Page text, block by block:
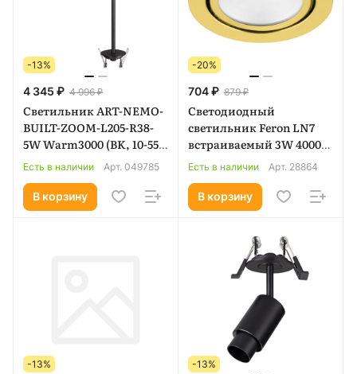
-13%
4 345 ₽ 4 996 ₽
Светильник ART-NEMO-
BUILT-ZOOM-L205-R38-
5W Warm3000 (BK, 10-55
deg, 24V) (Arlight, IP20
Металл, 5 лет) 049785
Есть в наличии Арт. 049785
В корзину
-20%
704 ₽ 879 ₽
Светодиодный
светильник Feron LN7
встраиваемый 3W 4000K
золотистый (28864)
Есть в наличии Арт. 28864
В корзину
-13% -13%